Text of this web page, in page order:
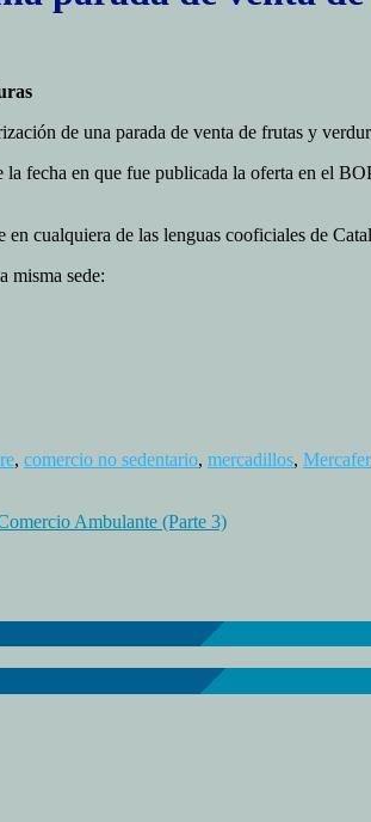
de una parada de venta de frutas y
la fecha en que fue publicada la oferta en el
cualquiera de las lenguas cooficiales de
misma sede:
, comercio no sedentario, mercadillos, Mercafer
Ambulante (Parte 3)